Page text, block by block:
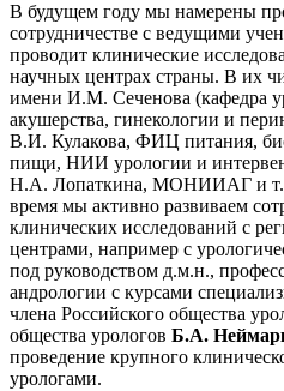
В будущем году мы намерены
сотрудничестве с ведущими
проводит клинические
научных центрах страны. В
имени И.М. Сеченова (кафедра
акушерства, гинекологии и
В.И. Кулакова, ФИЦ питания,
пищи, НИИ урологии и
Н.А. Лопаткина, МОНИИАГ и т.
время мы активно развиваем
клинических исследований с
центрами, например с
под руководством д.м.н.,
андрологии с курсами
члена Российского общества
общества урологов Б.А.
проведение крупного
урологами.